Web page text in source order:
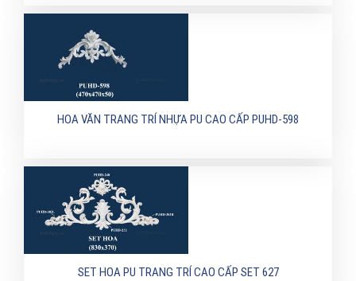
HOA VĂN TRANG TRÍ NHỰA PU CAO CẤP PUHD-598
SET HOA PU TRANG TRÍ CAO CẤP SET 627